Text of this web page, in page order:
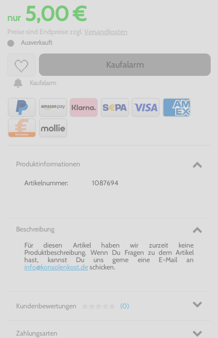
nur5,00 €
Preise sind Endpreise zzgl. Versandkosten
Ausverkauft
Kaufalarm
Kaufalarm
Produktinformationen
Artikelnummer: 1087694
Beschreibung
Für diesen Artikel haben wir zurzeit keine
Produktbeschreibung. Wenn Du Fragen zu dem Artikel
hast, kannst Du uns gerne eine E-Mail an
info@konsolenkost.deschicken.
Kundenbewertungen (0)
Zahlungsarten